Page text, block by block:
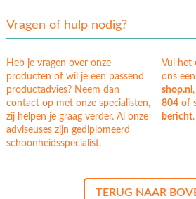
Vragen of hulp nodig?
Heb je vragen over onze
producten of wil je een passend
productadvies? Neem dan
contact op met onze specialisten,
zij helpen je graag verder. Al onze
adviseuses zijn gediplomeerd
schoonheidsspecialist.
Vul het
ons
shop.nl
804 of
bericht.
TERUG NAAR